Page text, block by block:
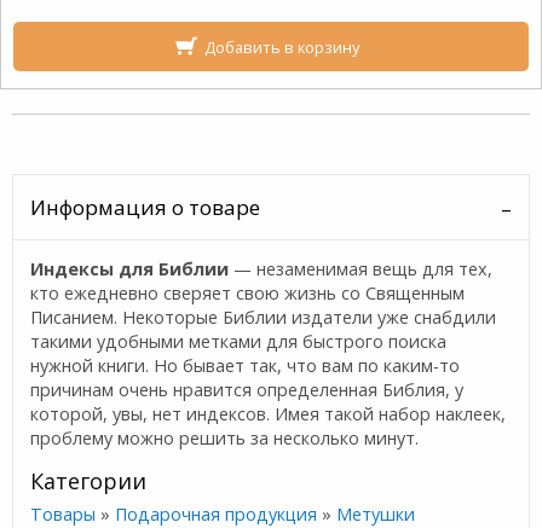
Добавить в корзину
Информация о товаре
Индексы для Библии — незаменимая вещь для тех,
кто ежедневно сверяет свою жизнь со Священным
Писанием. Некоторые Библии издатели уже снабдили
такими удобными метками для быстрого поиска
нужной книги. Но бывает так, что вам по каким-то
причинам очень нравится определенная Библия, у
которой, увы, нет индексов. Имея такой набор наклеек,
проблему можно решить за несколько минут.
Категории
Товары » Подарочная продукция » Метушки